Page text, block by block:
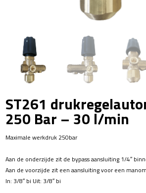
ST261
250 Bar – 30 l/min
Maximale werkdruk 250bar
Aan de onderzijde zit de bypass aansluiting 1/4″
Aan de voorzijde zit een aansluiting voor een
In: 3/8″ bi Uit: 3/8″ bi